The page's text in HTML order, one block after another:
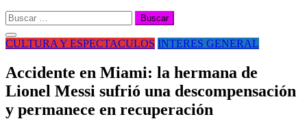
Buscar:
CULTURA Y ESPECTACULOS INTERES GENERAL
Accidente en Miami: la hermana de
Lionel Messi sufrió una descompensación
y permanece en recuperación